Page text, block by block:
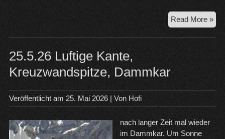
Read More »
to
25.5.26 Luftige Kante,
Kreuzwandspitze, Dammkar
Veröffentlicht am 25. Mai 2026| Von Hofi
nach langer Zeit mal wieder
im Dammkar. Um Sonne